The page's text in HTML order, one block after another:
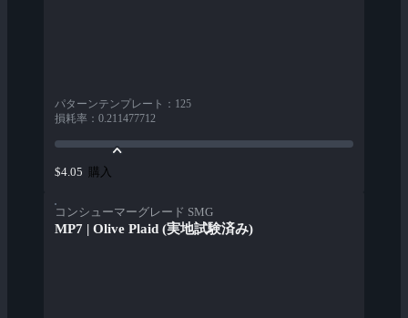
パターンテンプレート ： 125
損耗率 ： 0.211477712
$4.05 購入
コンシューマーグレード SMG
MP7 | Olive Plaid (実地試験済み)